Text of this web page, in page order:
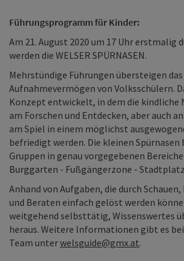
Führungsprogramm für Kinder:
Am 21. August 2020 um 17 Uhr erstmalig
werden die WELSER SPÜRNASEN.
Mehrstündige Führungen übersteigen das
Aufnahmevermögen von Volksschülern.
Konzept entwickelt, in dem die kindliche
am Forschen und Entdecken, aber auch
am Spiel in einem möglichst
befriedigt werden. Die kleinen Spürnasen
Gruppen in genau vorgegebenen
Burggarten - Fußgängerzone -
Anhand von Aufgaben, die durch
und Beraten einfach gelöst werden
weitgehend selbsttätig, Wissenswertes
heraus. Weitere Informationen gibt es
Team unterwelsguide@gmx.at.